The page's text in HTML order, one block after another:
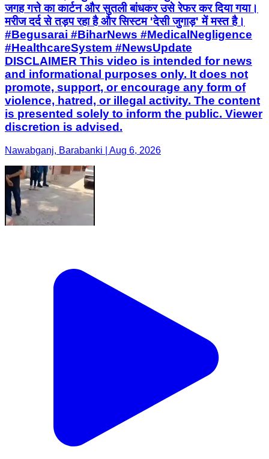
जगह गत्ते का कार्टन और सुतली बांधकर उसे रेफर कर दिया गया।
मरीज दर्द से तड़प रहा है और सिस्टम 'देसी जुगाड़' में मस्त है।
#Begusarai #BiharNews #MedicalNegligence
#HealthcareSystem #NewsUpdate
DISCLAIMER This video is intended for news
and informational purposes only. It does not
promote, support, or encourage any form of
violence, hatred, or illegal activity. The content
is presented solely to inform the public. Viewer
discretion is advised.
Nawabganj, Barabanki | Aug 6, 2026